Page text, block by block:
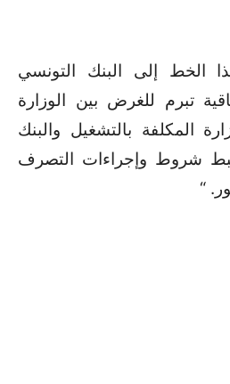
الخط إلى البنك التونسي
تبرم للغرض بين الوزارة
المكلفة بالتشغيل والبنك
شروط وإجراءات التصرف
“